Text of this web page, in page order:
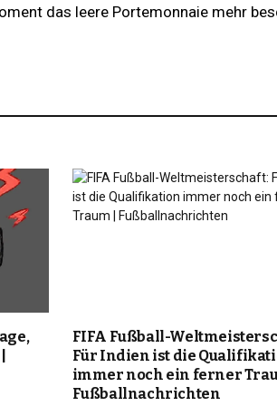
das leere Portemonnaie mehr
FIFA Fußball-
Für Indien ist die
immer noch ein ferner
Fußballnachrichten